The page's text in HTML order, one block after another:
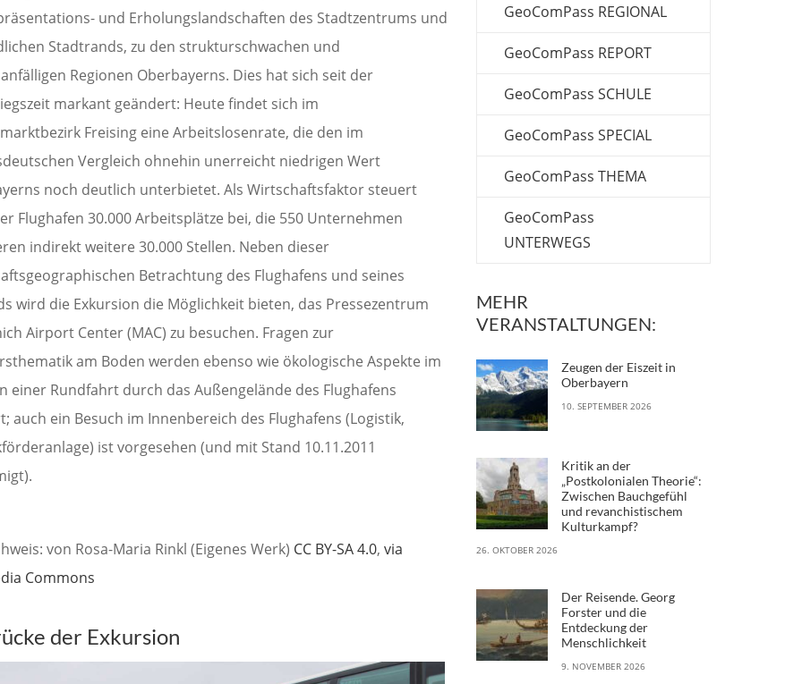
und Erholungslandschaften des Stadtzentrums und
Stadtrands, zu den strukturschwachen und
Regionen Oberbayerns. Dies hat sich seit der
markant geändert: Heute findet sich im
Freising eine Arbeitslosenrate, die den im
Vergleich ohnehin unerreicht niedrigen Wert
noch deutlich unterbietet. Als Wirtschaftsfaktor steuert
Flughafen 30.000 Arbeitsplätze bei, die 550 Unternehmen
indirekt weitere 30.000 Stellen. Neben dieser
Betrachtung des Flughafens und seines
wird die Exkursion die Möglichkeit bieten, das Pressezentrum
Airport Center (MAC) zu besuchen. Fragen zur
am Boden werden ebenso wie ökologische Aspekte im
einer Rundfahrt durch das Außengelände des Flughafens
auch ein Besuch im Innenbereich des Flughafens (Logistik,
ist vorgesehen (und mit Stand 10.11.2011
von Rosa-Maria Rinkl (Eigenes Werk) CC BY-SA 4.0,via
Commons
der Exkursion
GeoComPass REGIONAL
GeoComPass REPORT
GeoComPass SCHULE
GeoComPass SPECIAL
GeoComPass THEMA
GeoComPass
UNTERWEGS
MEHR
VERANSTALTUNGEN:
Zeugen der Eiszeit in
Oberbayern
10. SEPTEMBER 2026
Kritik an der
„Postkolonialen Theorie“:
Zwischen Bauchgefühl
und revanchistischem
Kulturkampf?
26. OKTOBER 2026
Der Reisende. Georg
Forster und die
Entdeckung der
Menschlichkeit
9. NOVEMBER 2026